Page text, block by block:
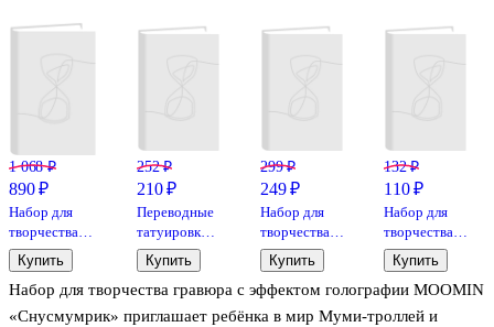
Набор для творчества гравюра с эффектом голографии MOOMIN
«Снусмумрик» приглашает ребёнка в мир Муми-троллей и
1 068 ₽
890 ₽
Набор для
творчества
Mozabrick.
Алмазная
мозаика
«QBRIX Pop-
Купить
252 ₽
210 ₽
Переводные
татуировки
для лица.
Татушки
веснушки.
Бабочки
Купить
299 ₽
249 ₽
Набор для
творчества
Lori.
Скретчинг
«Истории
юных
Купить
132 ₽
110 ₽
Набор для
творчества
LORI
Увлекательная
мозаика
(набор
Купить